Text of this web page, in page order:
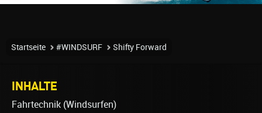
Startseite #WINDSURF Shifty Forward
INHALTE
Fahrtechnik (Windsurfen)